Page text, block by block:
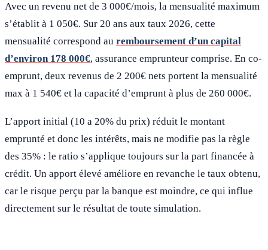
Avec un revenu net de 3 000€/mois, la mensualité maximum
s’établit à 1 050€. Sur 20 ans aux taux 2026, cette
mensualité correspond au remboursement d’un capital
d’environ 178 000€, assurance emprunteur comprise. En co-
emprunt, deux revenus de 2 200€ nets portent la mensualité
max à 1 540€ et la capacité d’emprunt à plus de 260 000€.
L’apport initial (10 a 20% du prix) réduit le montant
emprunté et donc les intérêts, mais ne modifie pas la règle
des 35% : le ratio s’applique toujours sur la part financée à
crédit. Un apport élevé améliore en revanche le taux obtenu,
car le risque perçu par la banque est moindre, ce qui influe
directement sur le résultat de toute simulation.